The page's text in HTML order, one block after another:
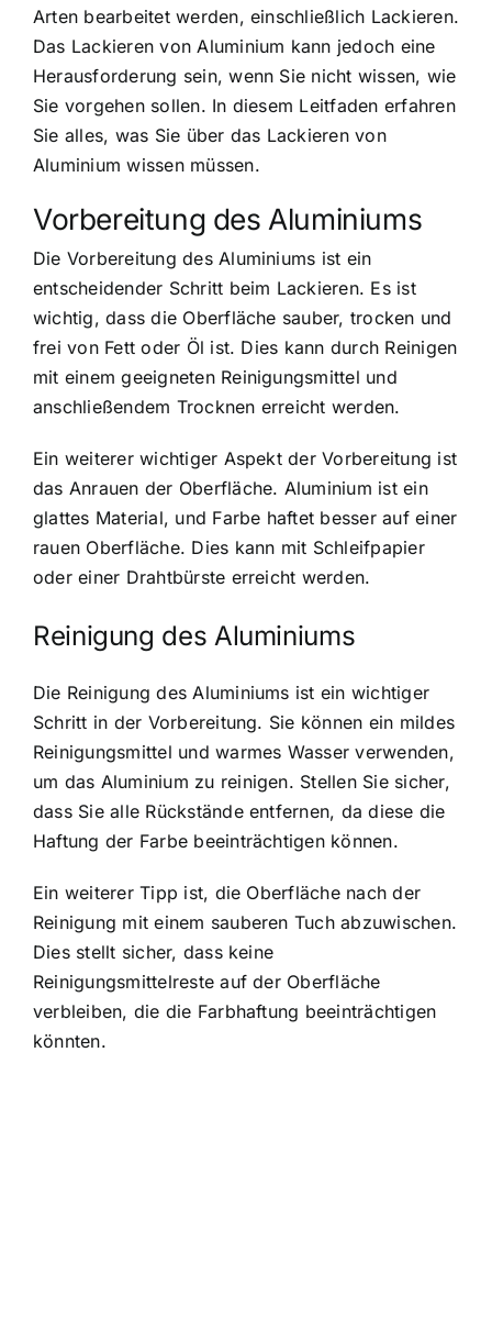
Arten bearbeitet werden, einschließlich Lackieren.
Das Lackieren von Aluminium kann jedoch eine
Herausforderung sein, wenn Sie nicht wissen, wie
Sie vorgehen sollen. In diesem Leitfaden erfahren
Sie alles, was Sie über das Lackieren von
Aluminium wissen müssen.
Vorbereitung des Aluminiums
Die Vorbereitung des Aluminiums ist ein
entscheidender Schritt beim Lackieren. Es ist
wichtig, dass die Oberfläche sauber, trocken und
frei von Fett oder Öl ist. Dies kann durch Reinigen
mit einem geeigneten Reinigungsmittel und
anschließendem Trocknen erreicht werden.
Ein weiterer wichtiger Aspekt der Vorbereitung ist
das Anrauen der Oberfläche. Aluminium ist ein
glattes Material, und Farbe haftet besser auf einer
rauen Oberfläche. Dies kann mit Schleifpapier
oder einer Drahtbürste erreicht werden.
Reinigung des Aluminiums
Die Reinigung des Aluminiums ist ein wichtiger
Schritt in der Vorbereitung. Sie können ein mildes
Reinigungsmittel und warmes Wasser verwenden,
um das Aluminium zu reinigen. Stellen Sie sicher,
dass Sie alle Rückstände entfernen, da diese die
Haftung der Farbe beeinträchtigen können.
Ein weiterer Tipp ist, die Oberfläche nach der
Reinigung mit einem sauberen Tuch abzuwischen.
Dies stellt sicher, dass keine
Reinigungsmittelreste auf der Oberfläche
verbleiben, die die Farbhaftung beeinträchtigen
könnten.